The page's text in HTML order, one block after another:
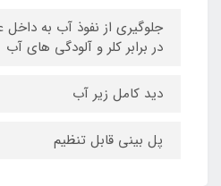
جلوگیری از نفوذ آب به
در برابر کلر و آلودگی های آب
دید کامل زیر آب
پل بینی قابل تنظیم